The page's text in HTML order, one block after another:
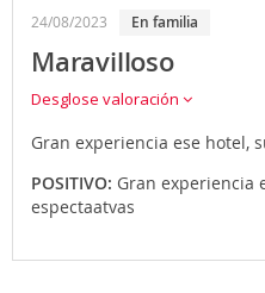
24/08/2023 en familia
Maravilloso
Desglose valoración
Gran experiencia ese hotel,
POSITIVO: Gran experiencia
espectaatvas